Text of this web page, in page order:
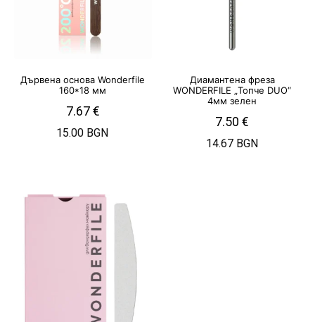
Дървена основа Wonderfile
160*18 мм
7.67€
15.00 BGN
Диамантена фреза
WONDERFILE „Топче DUO“
4мм зелен
7.50€
14.67 BGN